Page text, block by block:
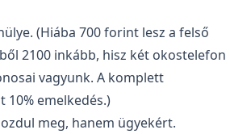
(Hiába 700 forint lesz a felső
2100 inkább, hisz két okostelefon
vagyunk. A komplett
emelkedés.)
meg, hanem ügyekért.